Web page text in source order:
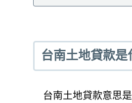
台南土地貸款是
台南土地貸款意思是